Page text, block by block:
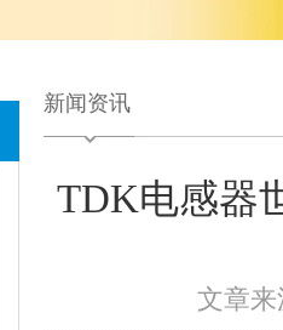
新闻资讯
TDK电感器
文章